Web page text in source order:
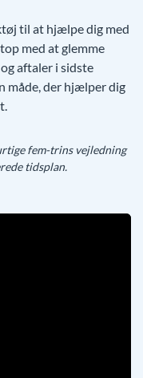
til at hjælpe dig med
med at glemme
aftaler i sidste
måde, der hjælper dig
fem-trins vejledning
tidsplan.